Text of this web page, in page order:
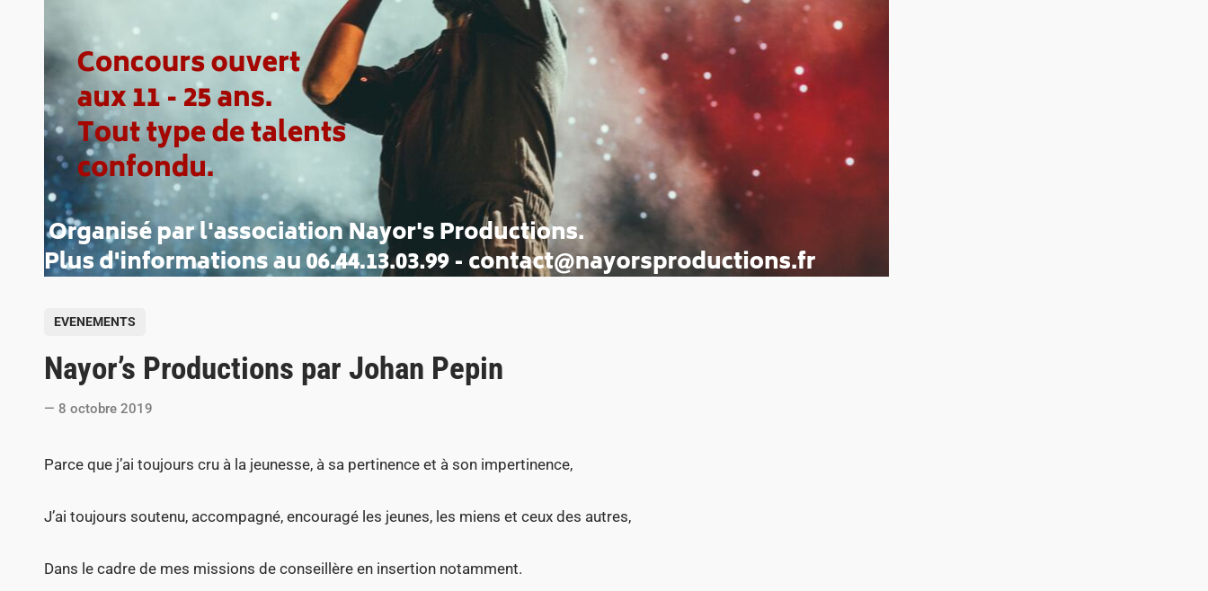
s
i
EVENEMENTS
Nayor’s Productions par Johan Pepin
8 octobre 2019
Parce que j’ai toujours cru à la jeunesse, à sa pertinence et à son impertinence,
J’ai toujours soutenu, accompagné, encouragé les jeunes, les miens et ceux des autres,
Dans le cadre de mes missions de conseillère en insertion notamment.